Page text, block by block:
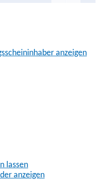
anzeigen
lassen
anzeigen